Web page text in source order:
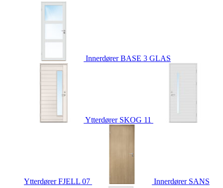
InnerdørerBASE 3 GLAS
Ytterdører SKOG 11
YtterdørerFJELL 07 Innerdører SANS